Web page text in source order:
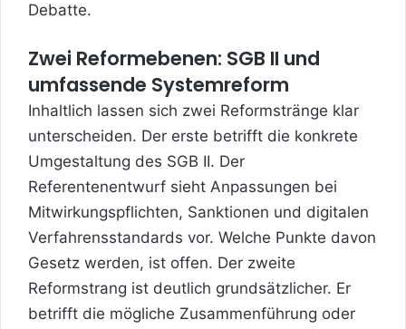
Debatte.
Zwei Reformebenen: SGB II und
umfassende Systemreform
Inhaltlich lassen sich zwei Reformstränge klar
unterscheiden. Der erste betrifft die konkrete
Umgestaltung des SGB II. Der
Referentenentwurf sieht Anpassungen bei
Mitwirkungspflichten, Sanktionen und digitalen
Verfahrensstandards vor. Welche Punkte davon
Gesetz werden, ist offen. Der zweite
Reformstrang ist deutlich grundsätzlicher. Er
betrifft die mögliche Zusammenführung oder